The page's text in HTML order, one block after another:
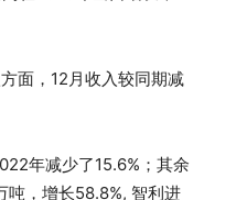
面，12月收入较同期减
年减少了15.6%；其余
吨，增长58.8%, 智利进